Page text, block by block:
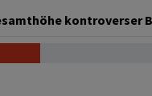
kontroverser